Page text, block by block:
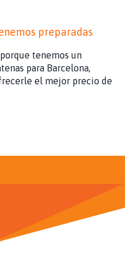
preparadas
tenemos un
para Barcelona,
el mejor precio de